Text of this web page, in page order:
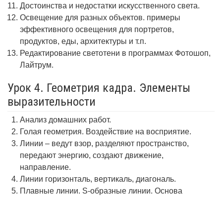
Достоинства и недостатки искусственного света.
Освещение для разных объектов. примеры
эффективного освещения для портретов,
продуктов, еды, архитектуры и т.п.
Редактирование светотени в программах Фотошоп,
Лайтрум.
Урок 4. Геометрия кадра. Элементы
выразительности
Анализ домашних работ.
Голая геометрия. Воздействие на восприятие.
Линии – ведут взор, разделяют пространство,
передают энергию, создают движение,
направление.
Линии горизонталь, вертикаль, диагональ.
Плавные линии. S-образные линии. Основа